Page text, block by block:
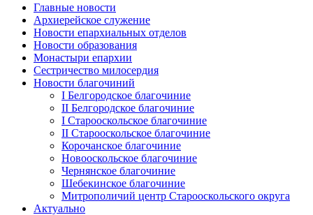
Главные новости
Архиерейское служение
Новости епархиальных отделов
Новости образования
Монастыри епархии
Сестричество милосердия
Новости благочиний
I Белгородское благочиние
II Белгородское благочиние
I Старооскольское благочиние
II Старооскольское благочиние
Корочанское благочиние
Новооскольское благочиние
Чернянское благочиние
Шебекинское благочиние
Митрополичий центр Старооскольского округа
Актуально